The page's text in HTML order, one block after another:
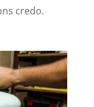
credo.